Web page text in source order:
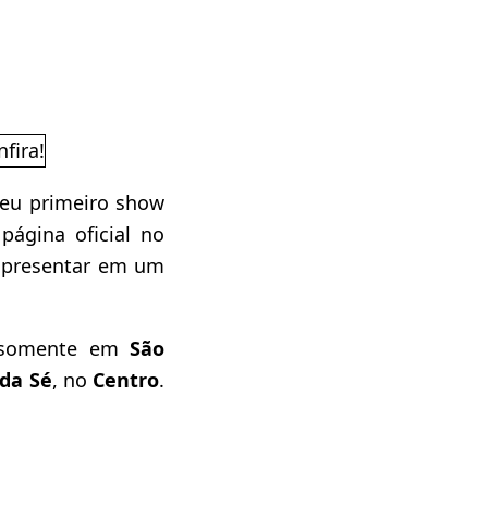
primeiro show
oficial no
em um
emSão
Sé, no Centro.